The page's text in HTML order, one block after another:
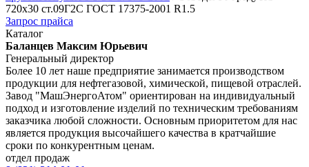
720х30 ст.09Г2С ГОСТ 17375-2001 R1.5
Запрос прайса
Каталог
Баланцев Максим Юрьевич
Генеральный директор
Более 10 лет наше предприятие занимается производством
продукции для нефтегазовой, химической, пищевой отраслей.
Завод "МашЭнергоАтом" ориентирован на индивидуальный
подход и изготовление изделий по техническим требованиям
заказчика любой сложности. Основным приоритетом для нас
является продукция высочайшего качества в кратчайшие
сроки по конкурентным ценам.
отдел продаж